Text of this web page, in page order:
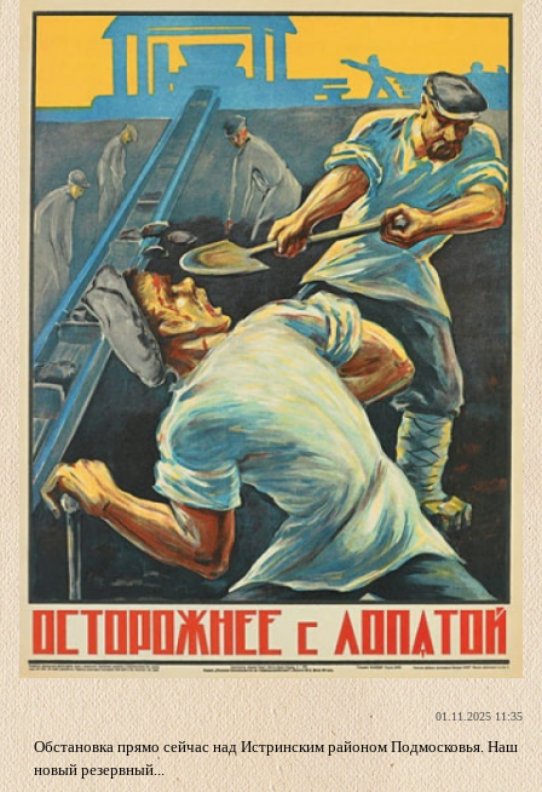
01.11.2025 11:35
Обстановка прямо сейчас над Истринским районом Подмосковья. Наш
новый резервный...